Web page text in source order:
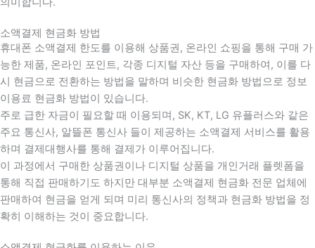
소액결제 현금화 방법
휴대폰 소액결제 한도를 이용해 상품권, 온라인 쇼핑을 통해 구매 가
능한 제품, 온라인 포인트, 각종 디지털 자산 등을 구매하여, 이를 다
시 현금으로 전환하는 방법을 말하며 비슷한 현금화 방법으로 정보
이용료 현금화 방법이 있습니다.
주로 급한 자금이 필요할 때 이용되며, SK, KT, LG 유플러스와 같은
주요 통신사, 알뜰폰 통신사 들이 제공하는 소액결제 서비스를 활용
하며 결제대행사를 통해 결제가 이루어집니다.
이 과정에서 구매한 상품권이나 디지털 상품을 개인거래 플렛폼을
통해 직접 판매하기도 하지만 대부분 소액결제 현금화 전문 업체에
판매하여 현금을 얻게 되며 미리 통신사의 정책과 현금화 방법을 정
확히 이해하는 것이 중요합니다.